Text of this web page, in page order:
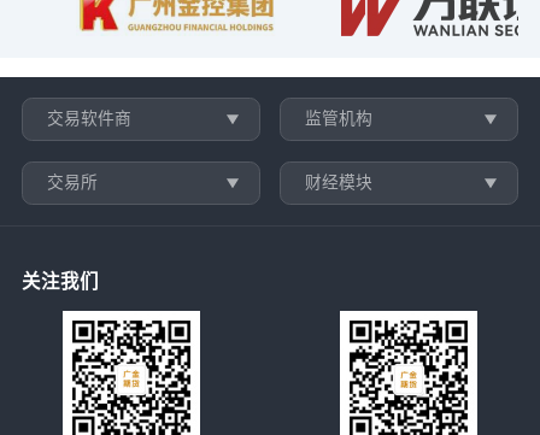
交易软件商 监管机构
交易所 财经模块
关注我们